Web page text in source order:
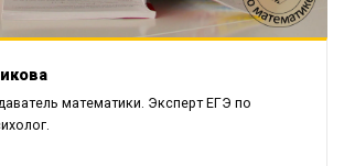
математики. Эксперт ЕГЭ по